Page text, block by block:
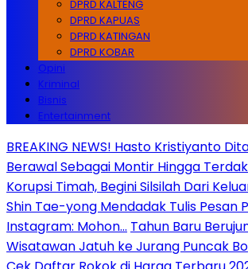
DPRD KALTENG
DPRD KAPUAS
DPRD KATINGAN
DPRD KOBAR
Opini
Kriminal
Bisnis
Entertainment
BREAKING NEWS! Hasto Kristiyanto
Berawal Sebagai Montir Hingga
Korupsi Timah, Begini Silsilah Dari
Shin Tae-yong Mendadak Tulis Pesan
Instagram: Mohon… Tahun Baru
Wisatawan Jatuh ke Jurang Puncak